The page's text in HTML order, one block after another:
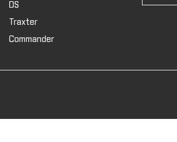
DS
Traxter
Commander